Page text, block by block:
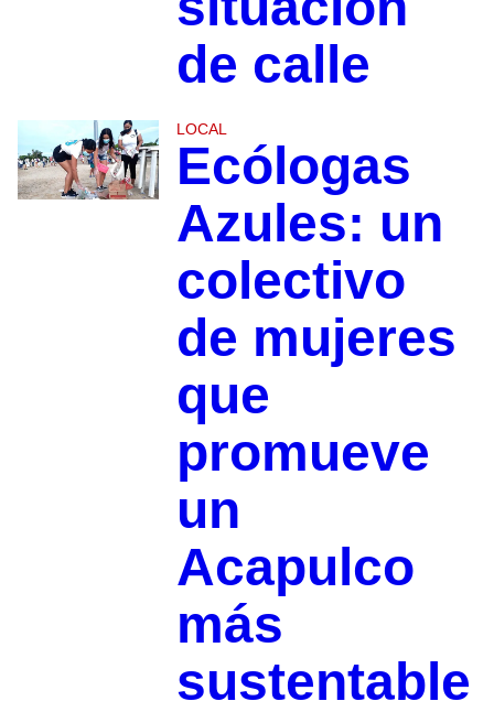
de calle
LOCAL
Ecólogas
Azules: un
colectivo
de mujeres
que
promueve
un
Acapulco
más
sustentable